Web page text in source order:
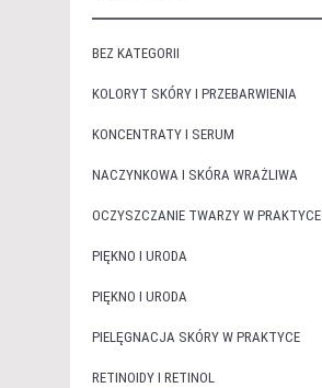
BEZ KATEGORII
KOLORYT SKÓRY I PRZEBARWIENIA
KONCENTRATY I SERUM
NACZYNKOWA I SKÓRA WRAŻLIWA
OCZYSZCZANIE TWARZY W PRAKTYCE
PIĘKNO I URODA
PIĘKNO I URODA
PIELĘGNACJA SKÓRY W PRAKTYCE
RETINOIDY I RETINOL